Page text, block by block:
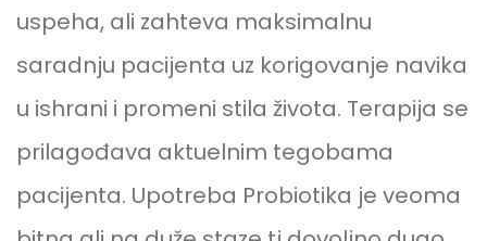
uspeha, ali zahteva maksimalnu
saradnju pacijenta uz korigovanje navika
u ishrani i promeni stila života. Terapija se
prilagođava aktuelnim tegobama
pacijenta. Upotreba Probiotika je veoma